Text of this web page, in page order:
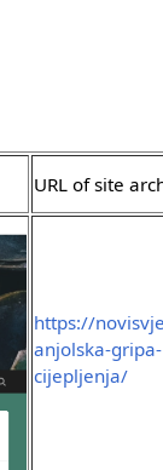
URL of site
https://
anjolska-
cijepljenja/